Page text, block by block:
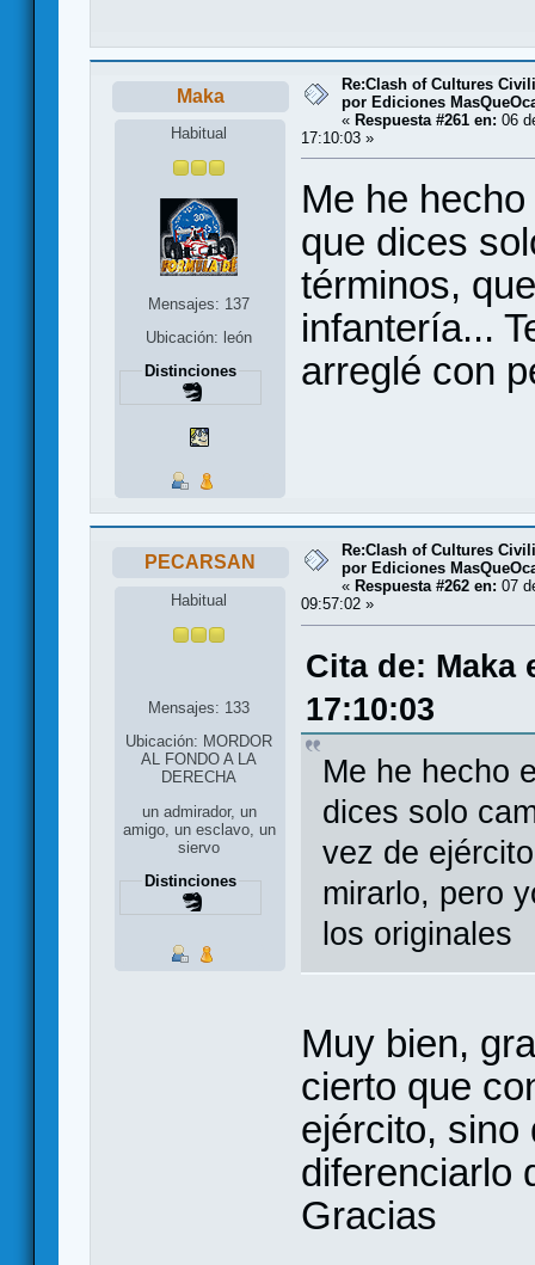
Maka
Habitual
Mensajes: 137
Ubicación: león
Distinciones
Re:Clash of Cultures
por Ediciones
« Respuesta #261 en: 06
17:10:03 »
Me he
que dices
términos,
infantería...
arreglé con
PECARSAN
Habitual
Mensajes: 133
Ubicación: MORDOR
AL FONDO A LA
DERECHA
un admirador, un
amigo, un esclavo, un
siervo
Distinciones
Re:Clash of Cultures
por Ediciones
« Respuesta #262 en: 07
09:57:02 »
Cita de: Maka
17:10:03
Me he hecho
dices solo
vez de
mirarlo, pero
los originales
Muy bien,
cierto que
ejército, sino
diferenciarlo
Gracias